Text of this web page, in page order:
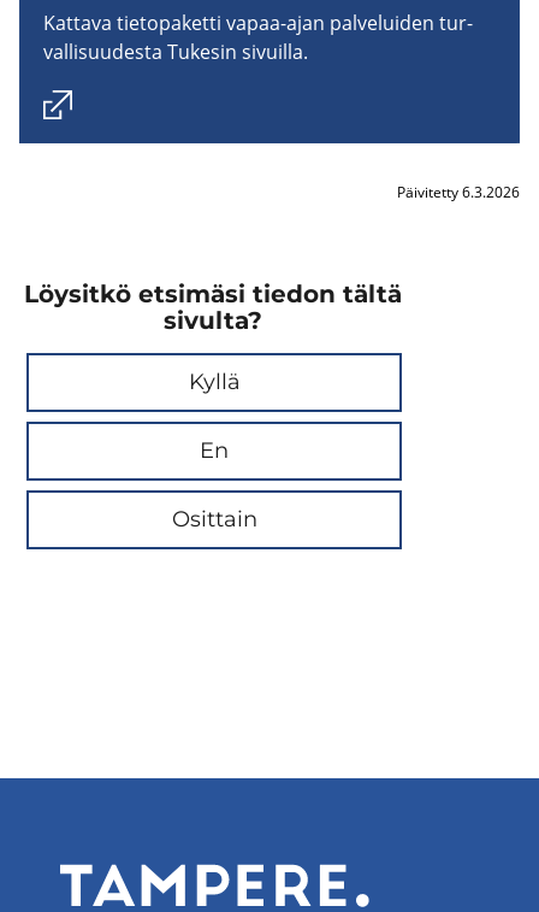
Kat­ta­va tie­to­pa­ket­ti vapaa-​ajan pal­ve­lui­den tur­
val­li­suu­des­ta Tu­ke­sin si­vuil­la.
Päivitetty 6.3.2026
Löysitkö etsimäsi tiedon tältä
sivulta?
Kyllä
En
Osittain